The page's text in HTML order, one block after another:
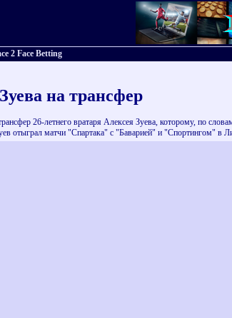
2 Face Betting
на трансфер
26-летнего вратаря Алексея Зуева, которому, по
отыграл матчи "Спартака" с "Баварией" и "Спортингом" в